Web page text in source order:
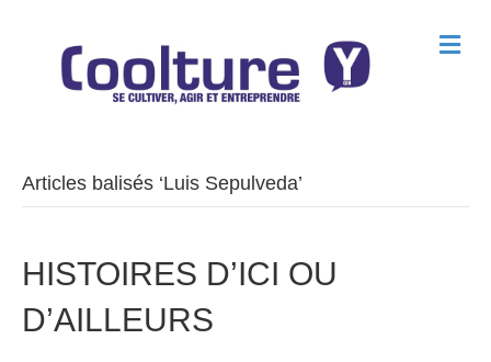
M
e
Articles balisés ‘Luis Sepulveda’
HISTOIRES D’ICI OU
D’AILLEURS